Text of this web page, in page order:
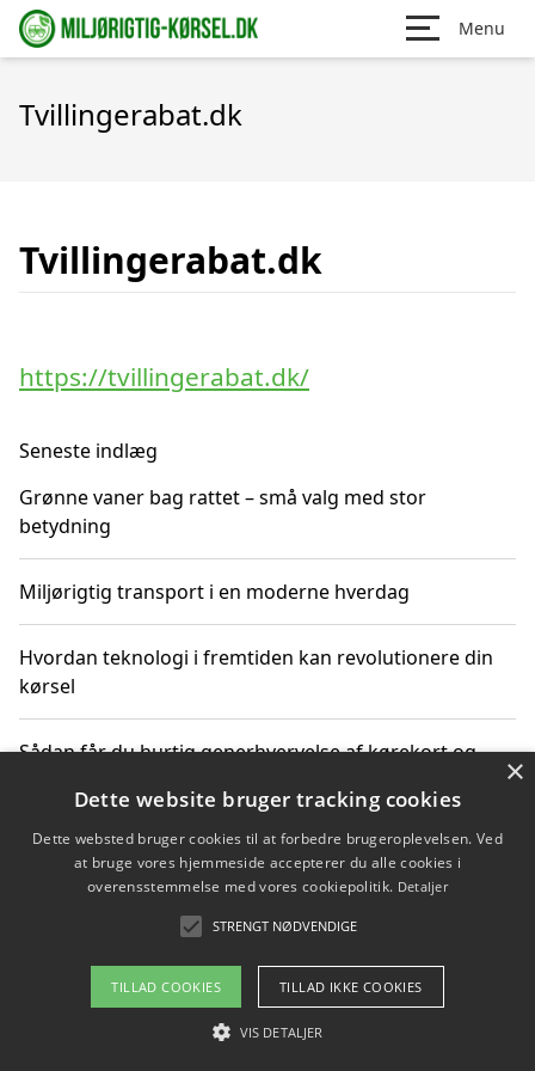
Menu
Tvillingerabat.dk
Tvillingerabat.dk
https://tvillingerabat.dk/
Seneste indlæg
Grønne vaner bag rattet – små valg med stor
betydning
Miljørigtig transport i en moderne hverdag
Hvordan teknologi i fremtiden kan revolutionere din
kørsel
Sådan får du hurtig generhvervelse af kørekort og
Sådan lærer du miljørigtig kørsel hos en køreskole i
Gentofte
Copyright 2026 - Pilanto Aps
Om / kontakt
×
Dette website bruger tracking cookies
Dette websted bruger cookies til at forbedre brugeroplevelsen. Ved
at bruge vores hjemmeside accepterer du alle cookies i
overensstemmelse med vores cookiepolitik. Detaljer
STRENGT NØDVENDIGE
TILLAD COOKIES TILLAD IKKE COOKIES
VIS DETALJER